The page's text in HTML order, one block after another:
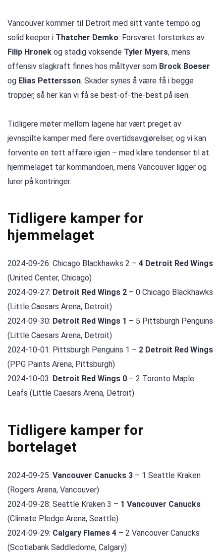
Vancouver kommer til Detroit med sitt vante tempo og
solid keeper i Thatcher Demko. Forsvaret forsterkes av
Filip Hronek og stadig voksende Tyler Myers, mens
offensiv slagkraft finnes hos måltyver som Brock Boeser
og Elias Pettersson. Skader synes å være få i begge
tropper, så her kan vi få se best-of-the-best på isen.
Tidligere møter mellom lagene har vært preget av
jevnspilte kamper med flere overtidsavgjørelser, og vi kan
forvente en tett affære igjen – med klare tendenser til at
hjemmelaget tar kommandoen, mens Vancouver ligger og
lurer på kontringer.
Tidligere kamper for
hjemmelaget
2024-09-26: Chicago Blackhawks 2 – 4 Detroit Red Wings
(United Center, Chicago)
2024-09-27: Detroit Red Wings 2 – 0 Chicago Blackhawks
(Little Caesars Arena, Detroit)
2024-09-30: Detroit Red Wings 1 – 5 Pittsburgh Penguins
(Little Caesars Arena, Detroit)
2024-10-01: Pittsburgh Penguins 1 – 2 Detroit Red Wings
(PPG Paints Arena, Pittsburgh)
2024-10-03: Detroit Red Wings 0 – 2 Toronto Maple
Leafs (Little Caesars Arena, Detroit)
Tidligere kamper for
bortelaget
2024-09-25: Vancouver Canucks 3 – 1 Seattle Kraken
(Rogers Arena, Vancouver)
2024-09-28: Seattle Kraken 3 – 1 Vancouver Canucks
(Climate Pledge Arena, Seattle)
2024-09-29: Calgary Flames 4 – 2 Vancouver Canucks
(Scotiabank Saddledome, Calgary)